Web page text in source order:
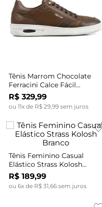
Tênis Marrom Chocolate
Ferracini Calce Fácil
Masculino
R$ 329,99
ou 11x de R$ 29,99sem juros
Tênis Feminino Casual
Elástico Strass Kolosh
Branco
R$ 189,99
ou 6x de R$ 31 66sem juros